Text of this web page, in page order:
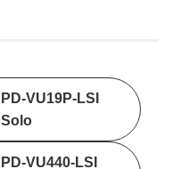
PD-VU19P-LSI
Solo
PD-VU440-LSI